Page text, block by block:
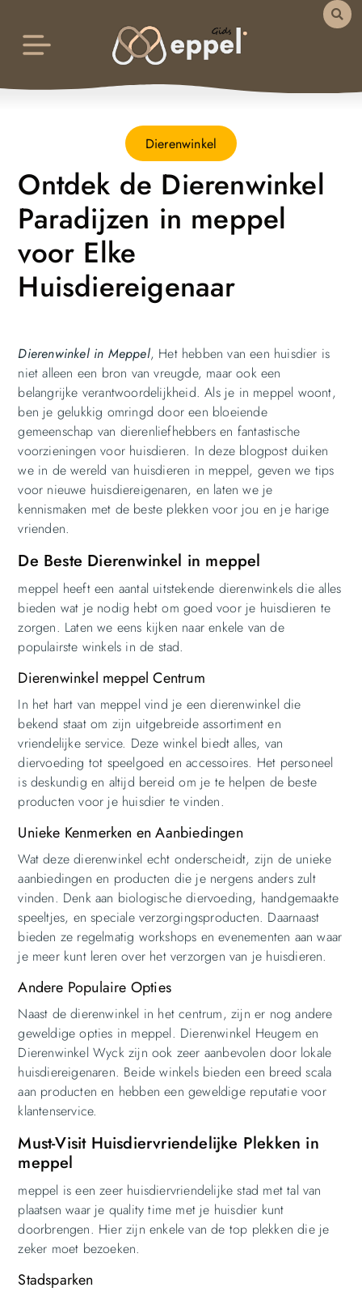
Dierenwinkel
Ontdek de Dierenwinkel
Paradijzen in meppel
voor Elke
Huisdiereigenaar
Dierenwinkel in Meppel, Het hebben van een huisdier is
niet alleen een bron van vreugde, maar ook een
belangrijke verantwoordelijkheid. Als je in meppel woont,
ben je gelukkig omringd door een bloeiende
gemeenschap van dierenliefhebbers en fantastische
voorzieningen voor huisdieren. In deze blogpost duiken
we in de wereld van huisdieren in meppel, geven we tips
voor nieuwe huisdiereigenaren, en laten we je
kennismaken met de beste plekken voor jou en je harige
vrienden.
De Beste Dierenwinkel in meppel
meppel heeft een aantal uitstekende dierenwinkels die alles
bieden wat je nodig hebt om goed voor je huisdieren te
zorgen. Laten we eens kijken naar enkele van de
populairste winkels in de stad.
Dierenwinkel meppel Centrum
In het hart van meppel vind je een dierenwinkel die
bekend staat om zijn uitgebreide assortiment en
vriendelijke service. Deze winkel biedt alles, van
diervoeding tot speelgoed en accessoires. Het personeel
is deskundig en altijd bereid om je te helpen de beste
producten voor je huisdier te vinden.
Unieke Kenmerken en Aanbiedingen
Wat deze dierenwinkel echt onderscheidt, zijn de unieke
aanbiedingen en producten die je nergens anders zult
vinden. Denk aan biologische diervoeding, handgemaakte
speeltjes, en speciale verzorgingsproducten. Daarnaast
bieden ze regelmatig workshops en evenementen aan waar
je meer kunt leren over het verzorgen van je huisdieren.
Andere Populaire Opties
Naast de dierenwinkel in het centrum, zijn er nog andere
geweldige opties in meppel. Dierenwinkel Heugem en
Dierenwinkel Wyck zijn ook zeer aanbevolen door lokale
huisdiereigenaren. Beide winkels bieden een breed scala
aan producten en hebben een geweldige reputatie voor
klantenservice.
Must-Visit Huisdiervriendelijke Plekken in
meppel
meppel is een zeer huisdiervriendelijke stad met tal van
plaatsen waar je quality time met je huisdier kunt
doorbrengen. Hier zijn enkele van de top plekken die je
zeker moet bezoeken.
Stadsparken